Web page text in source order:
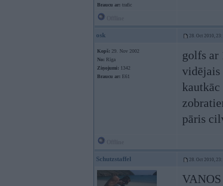
Braucu ar: trafic
osk 28. Oct 2010,
Kopš: 29. Nov 2002
No: Rīga
Ziņojumi: 1342
Braucu ar: E61
golfs ar
vidējais
pāris
Schutzstaffel 28. Oct 2010,